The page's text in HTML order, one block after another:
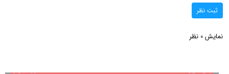
ثبت نظر
نمایش 0 نظر